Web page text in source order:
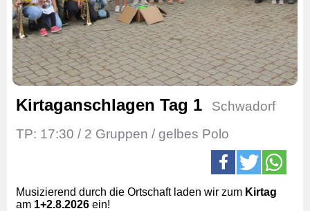
Kirtaganschlagen Tag 1
Schwadorf
TP: 17:30 / 2 Gruppen / gelbes Polo
Musizierend durch die Ortschaft laden wir zum Kirtag
am 1+2.8.2026 ein!